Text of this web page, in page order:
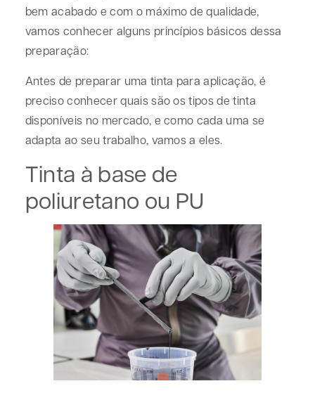
bem acabado e com o máximo de qualidade,
vamos conhecer alguns princípios básicos dessa
preparação:
Antes de preparar uma tinta para aplicação, é
preciso conhecer quais são os tipos de tinta
disponíveis no mercado, e como cada uma se
adapta ao seu trabalho, vamos a eles.
Tinta à base de
poliuretano ou PU